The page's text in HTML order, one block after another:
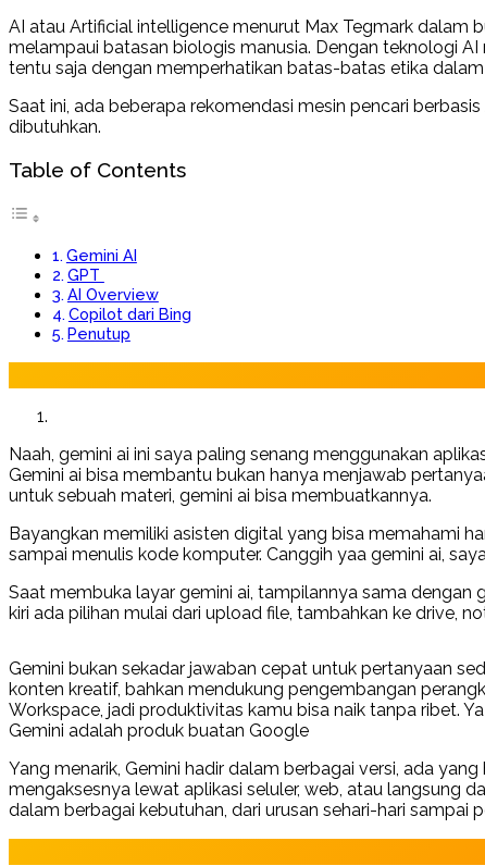
AI atau Artificial intelligence menurut Max Tegmark dalam
melampaui batasan biologis manusia. Dengan teknologi
tentu saja dengan memperhatikan batas-batas etika
Saat ini, ada beberapa rekomendasi mesin pencari
dibutuhkan.
Table of Contents
Gemini AI
GPT
AI Overview
Copilot dari Bing
Penutup
Naah, gemini ai ini saya paling senang menggunakan
Gemini ai bisa membantu bukan hanya menjawab
untuk sebuah materi, gemini ai bisa membuatkannya.
Bayangkan memiliki asisten digital yang bisa memahami
sampai menulis kode komputer. Canggih yaa gemini ai,
Saat membuka layar gemini ai, tampilannya sama dengan
kiri ada pilihan mulai dari upload file, tambahkan ke drive,
Gemini bukan sekadar jawaban cepat untuk pertanyaan
konten kreatif, bahkan mendukung pengembangan
Workspace, jadi produktivitas kamu bisa naik tanpa ribet.
Gemini adalah produk buatan Google
Yang menarik, Gemini hadir dalam berbagai versi, ada
mengaksesnya lewat aplikasi seluler, web, atau langsung
dalam berbagai kebutuhan, dari urusan sehari-hari sampai